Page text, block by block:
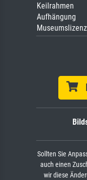
Keilrahmen
Aufhängung
Museumslizenz
Sollten Sie
auch einen
wir diese